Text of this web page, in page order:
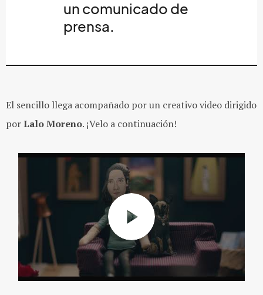
un comunicado de
prensa.
El sencillo llega acompañado por un creativo video dirigido
porLalo Moreno. ¡Velo a continuación!